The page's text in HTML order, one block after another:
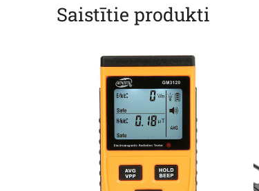
Saistītie produkti